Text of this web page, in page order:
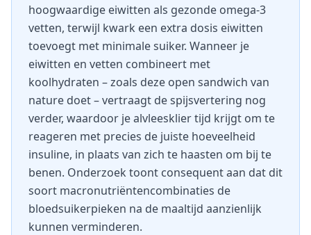
hoogwaardige eiwitten als gezonde omega-3
vetten, terwijl kwark een extra dosis eiwitten
toevoegt met minimale suiker. Wanneer je
eiwitten en vetten combineert met
koolhydraten – zoals deze open sandwich van
nature doet – vertraagt de spijsvertering nog
verder, waardoor je alvleesklier tijd krijgt om te
reageren met precies de juiste hoeveelheid
insuline, in plaats van zich te haasten om bij te
benen. Onderzoek toont consequent aan dat dit
soort macronutriëntencombinaties de
bloedsuikerpieken na de maaltijd aanzienlijk
kunnen verminderen.